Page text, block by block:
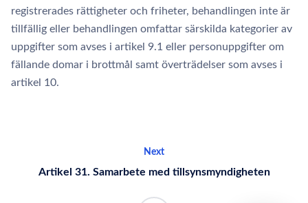
registrerades rättigheter och friheter, behandlingen inte är
tillfällig eller behandlingen omfattar särskilda kategorier av
uppgifter som avses i artikel 9.1 eller personuppgifter om
fällande domar i brottmål samt överträdelser som avses i
artikel 10.
Next
Artikel 31. Samarbete med tillsynsmyndigheten